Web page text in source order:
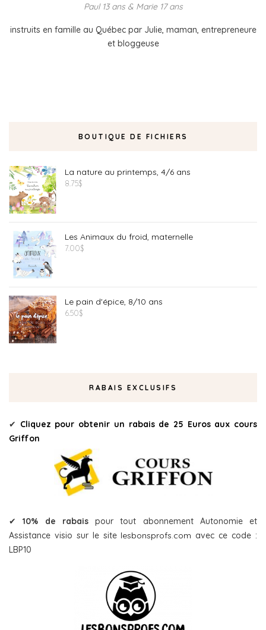
Paul 13 ans & Marie 17 ans
instruits en famille au Québec par Julie, maman, entrepreneure
et bloggeuse
BOUTIQUE DE FICHIERS
La nature au printemps, 4/6 ans
8.75$
Les Animaux du froid, maternelle
7.00$
Le pain d'épice, 8/10 ans
6.50$
RABAIS EXCLUSIFS
✔ Cliquez pour obtenir un rabais de 25 Euros aux cours
Griffon
✔10% de rabaispour tout abonnement Autonomie et
Assistance visio sur le site lesbonsprofs.com avec ce code :
LBP10